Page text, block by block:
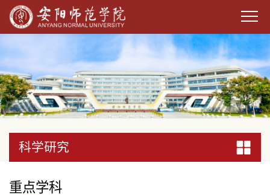
科学研究
科学研究
科学研究
科学研究
科学研究
科学研究
科学研究
科学研究